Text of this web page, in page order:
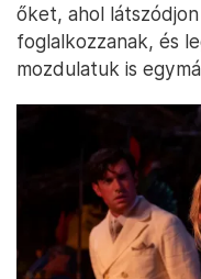
őket, ahol
foglalkozzanak, és
mozdulatuk is